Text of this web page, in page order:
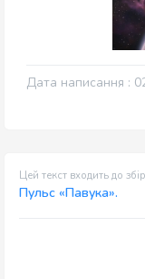
Дата написання :
Цей текст входить до
Пульс «Павука».